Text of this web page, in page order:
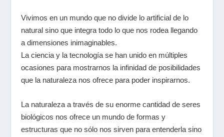
Vivimos en un mundo que no divide lo artificial de lo
natural sino que integra todo lo que nos rodea llegando
a dimensiones inimaginables.
La ciencia y la tecnología se han unido en múltiples
ocasiones para mostrarnos la infinidad de posibilidades
que la naturaleza nos ofrece para poder inspirarnos.
La naturaleza a través de su enorme cantidad de seres
biológicos nos ofrece un mundo de formas y
estructuras que no sólo nos sirven para entenderla sino